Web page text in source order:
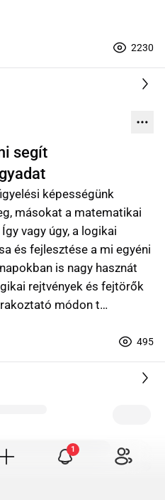
2230
18 online
segít
képességünk
másokat a matematikai
vagy úgy, a logikai
és fejlesztése a mi egyéni
is nagy hasznát
rejtvények és fejtörők
módon t…
495
0 online
1